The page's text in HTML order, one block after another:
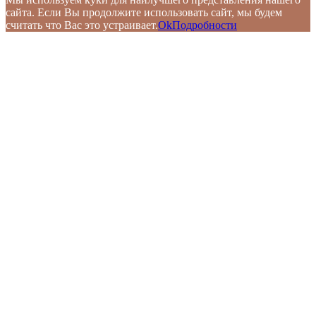
сайта. Если Вы продолжите использовать сайт, мы будем
считать что Вас это устраивает.OkПодробности